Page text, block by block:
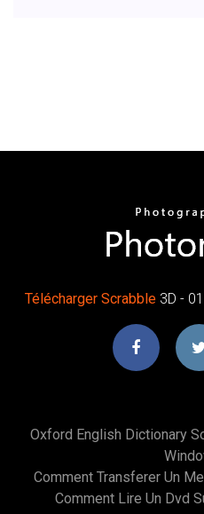
Télécharger Scrabble3D -
Oxford English Dictionary
Comment Transferer Un
Comment Lire Un Dvd